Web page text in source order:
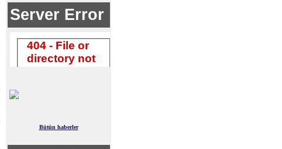
Bütün haberler